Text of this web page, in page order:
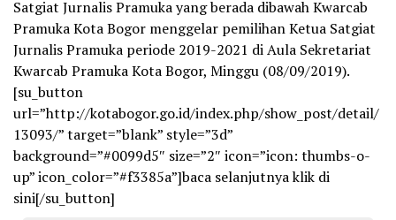
Satgiat Jurnalis Pramuka yang berada dibawah Kwarcab
Pramuka Kota Bogor menggelar pemilihan Ketua Satgiat
Jurnalis Pramuka periode 2019-2021 di Aula Sekretariat
Kwarcab Pramuka Kota Bogor, Minggu (08/09/2019).
[su_button
url=”http://kotabogor.go.id/index.php/show_post/detail/
13093/” target=”blank” style=”3d”
background=”#0099d5″ size=”2″ icon=”icon: thumbs-o-
up” icon_color=”#f3385a”]baca selanjutnya klik di
sini[/su_button]